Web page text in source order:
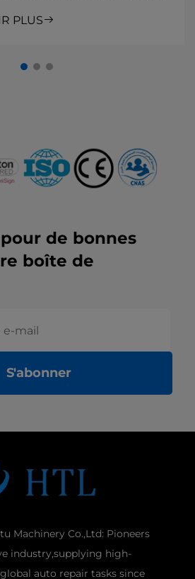
PLUS
de bonnes
boîte de
S'abonner
Machinery Co.,Ltd: Pioneers
industry,supplying high-
auto repair tasks since